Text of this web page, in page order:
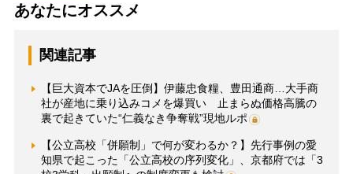
あなたにオススメ
関連記事
【巨大資本でJAを圧倒】伊藤忠食糧、豊田通商…大手商
社が産地に乗り込みコメを爆買い 止まらぬ価格高騰の
裏で起きていた“仁義なき争奪戦”現地ルポ
【公立高校「併願制」で何が変わるか？】先行事例の愛
知県で起こった「公立高校の序列変化」、京都府では「3